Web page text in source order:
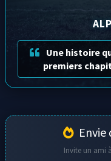
Une histoire
premiers
Envie
Invite un ami